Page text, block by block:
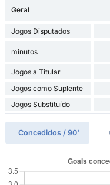
Geral
Jogos Disputados
minutos
Jogos a Titular
Jogos como Suplente
Jogos Substituído
Concedidos / 90'